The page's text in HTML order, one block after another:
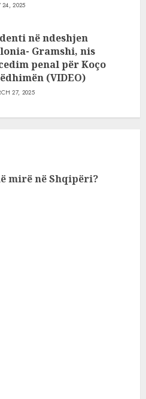
24, 2025
në ndeshjen
Gramshi, nis
penal për Koço
(VIDEO)
27, 2025
mirë në Shqipëri?